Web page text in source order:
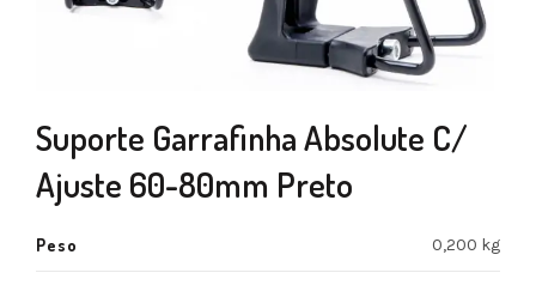
Suporte Garrafinha Absolute C/
Ajuste 60-80mm Preto
Peso 0,200 kg